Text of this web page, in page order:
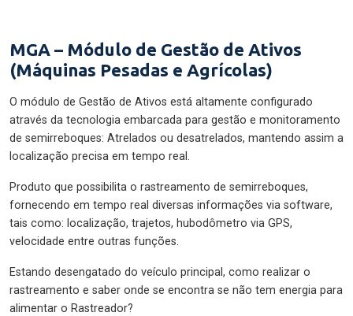
MGA – Módulo de Gestão de Ativos
(Máquinas Pesadas e Agrícolas)
O módulo de Gestão de Ativos está altamente configurado
através da tecnologia embarcada para gestão e monitoramento
de semirreboques: Atrelados ou desatrelados, mantendo assim a
localização precisa em tempo real.
Produto que possibilita o rastreamento de semirreboques,
fornecendo em tempo real diversas informações via software,
tais como: localização, trajetos, hubodômetro via GPS,
velocidade entre outras funções.
Estando desengatado do veículo principal, como realizar o
rastreamento e saber onde se encontra se não tem energia para
alimentar o Rastreador?